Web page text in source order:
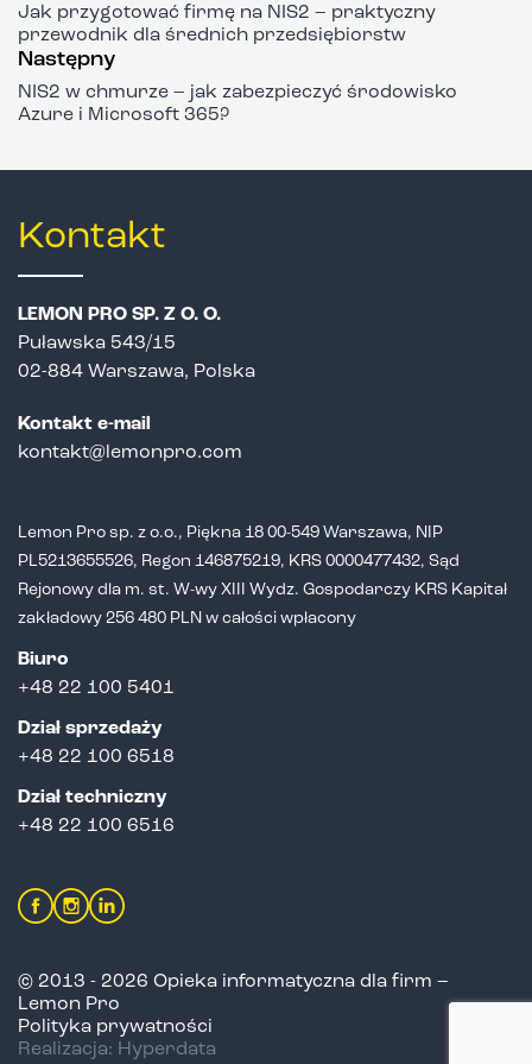
Jak przygotować firmę na NIS2 – praktyczny
przewodnik dla średnich przedsiębiorstw
Następny
NIS2 w chmurze – jak zabezpieczyć środowisko
Azure i Microsoft 365?
Kontakt
LEMON PRO SP. Z O. O.
Puławska 543/15
02-884 Warszawa, Polska
Kontakt e-mail
kontakt@lemonpro.com
Lemon Pro sp. z o.o., Piękna 18 00-549 Warszawa, NIP
PL5213655526, Regon 146875219, KRS 0000477432, Sąd
Rejonowy dla m. st. W-wy XIII Wydz. Gospodarczy KRS Kapitał
zakładowy 256 480 PLN w całości wpłacony
Biuro
+48 22 100 5401
Dział sprzedaży
+48 22 100 6518
Dział techniczny
+48 22 100 6516
© 2013 - 2026 Opieka informatyczna dla firm –
Lemon Pro
Polityka prywatności
Realizacja: Hyperdata